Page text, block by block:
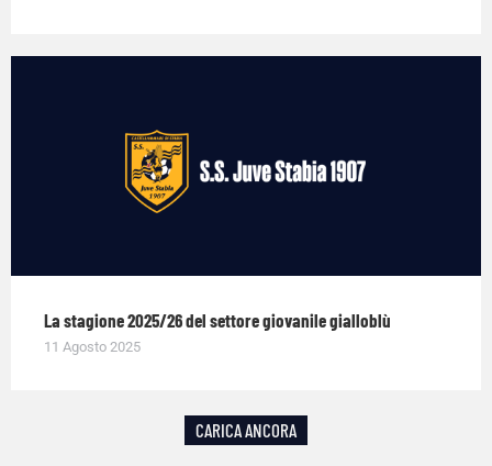
La stagione 2025/26 del settore giovanile gialloblù
11 Agosto 2025
CARICA ANCORA